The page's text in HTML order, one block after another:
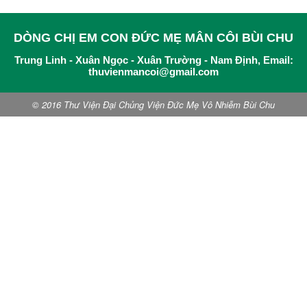
DÒNG CHỊ EM CON ĐỨC MẸ MÂN CÔI BÙI CHU
Trung Linh - Xuân Ngọc - Xuân Trường - Nam Định, Email:
thuvienmancoi@gmail.com
© 2016 Thư Viện Đại Chủng Viện Đức Mẹ Vô Nhiễm Bùi Chu